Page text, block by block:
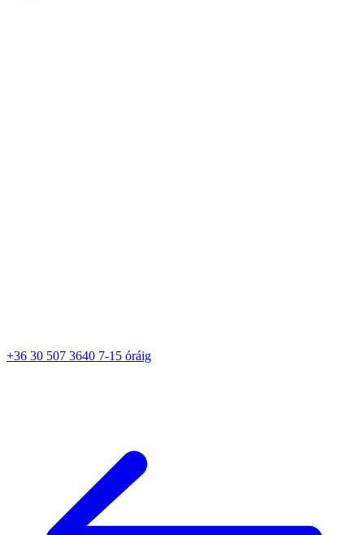
+36 30 507 3640 7-15 óráig